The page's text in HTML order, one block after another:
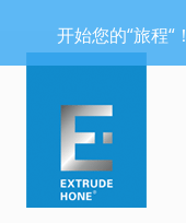
开始您的“旅程“！